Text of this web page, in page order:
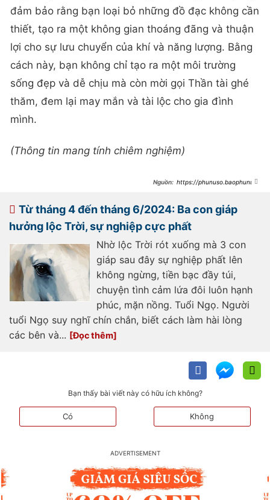
đảm bảo rằng bạn loại bỏ những đồ đạc không cần
thiết, tạo ra một không gian thoáng đãng và thuận
lợi cho sự lưu chuyển của khí và năng lượng. Bằng
cách này, bạn không chỉ tạo ra một môi trường
sống đẹp và dễ chịu mà còn mời gọi Thần tài ghé
thăm, đem lại may mắn và tài lộc cho gia đình
mình.
(Thông tin mang tính chiêm nghiệm)
https://phunuso.baophunuth
dung-dai-ma-dat-keo-tien-bac-
trong-nha-doi-non-ra-di-
193240722143626225.htm
Từ tháng 4 đến tháng 6/2024: Ba con giáp
hưởng lộc Trời, sự nghiệp cực phất
Nhờ lộc Trời rót xuống mà 3 con
giáp sau đây sự nghiệp phất lên
không ngừng, tiền bạc đầy túi,
chuyện tình cảm lứa đôi luôn hạnh
phúc, mặn nồng. Tuổi Ngọ. Người
tuổi Ngọ suy nghĩ chín chắn, biết cách làm hài lòng
các bên và...
Bạn thấy bài viết này có hữu ích không?
Có Không